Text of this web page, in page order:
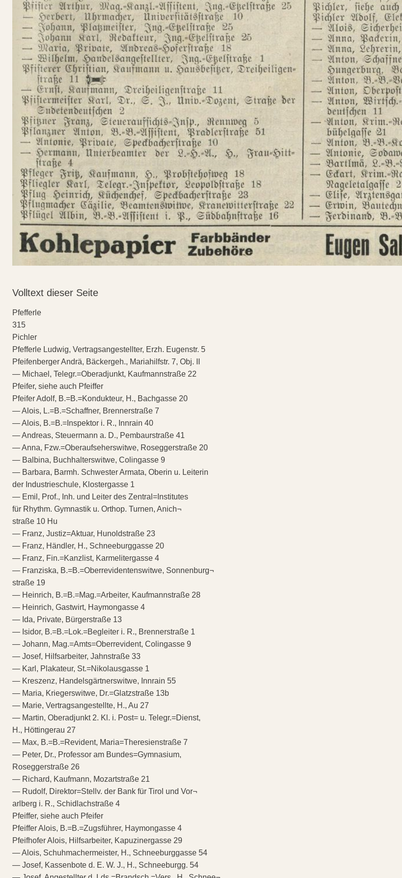
Volltext dieser Seite
Pfefferle
315
Pichler
Pfefferle Ludwig, Vertragsangestellter, Erzh. Eugenstr. 5
Pfeifenberger Andrä, Bäckergeh., Mariahilfstr. 7, Obj. II
— Michael, Telegr.=Oberadjunkt, Kaufmannstraße 22
Pfeifer, siehe auch Pfeiffer
Pfeifer Adolf, B.=B.=Kondukteur, H., Bachgasse 20
— Alois, L.=B.=Schaffner, Brennerstraße 7
— Alois, B.=B.=Inspektor i. R., Innrain 40
— Andreas, Steuermann a. D., Pembaurstraße 41
— Anna, Fzw.=Oberaufseherswitwe, Roseggerstraße 20
— Balbina, Buchhalterswitwe, Colingasse 9
— Barbara, Barmh. Schwester Armata, Oberin u. Leiterin
der Industrieschule, Klostergasse 1
— Emil, Prof., Inh. und Leiter des Zentral=Institutes
für Rhythm. Gymnastik u. Orthop. Turnen, Anich¬
straße 10 Hu
— Franz, Justiz=Aktuar, Hunoldstraße 23
— Franz, Händler, H., Schneeburggasse 20
— Franz, Fin.=Kanzlist, Karmelitergasse 4
— Franziska, B.=B.=Oberrevidentenswitwe, Sonnenburg¬
straße 19
— Heinrich, B.=B.=Mag.=Arbeiter, Kaufmannstraße 28
— Heinrich, Gastwirt, Haymongasse 4
— Ida, Private, Bürgerstraße 13
— Isidor, B.=B.=Lok.=Begleiter i. R., Brennerstraße 1
— Johann, Mag.=Amts=Oberrevident, Colingasse 9
— Josef, Hilfsarbeiter, Jahnstraße 33
— Karl, Plakateur, St.=Nikolausgasse 1
— Kreszenz, Handelsgärtnerswitwe, Innrain 55
— Maria, Kriegerswitwe, Dr.=Glatzstraße 13b
— Marie, Vertragsangestellte, H., Au 27
— Martin, Oberadjunkt 2. Kl. i. Post= u. Telegr.=Dienst,
H., Höttingerau 27
— Max, B.=B.=Revident, Maria=Theresienstraße 7
— Peter, Dr., Professor am Bundes=Gymnasium,
Roseggerstraße 26
— Richard, Kaufmann, Mozartstraße 21
— Rudolf, Direktor=Stellv. der Bank für Tirol und Vor¬
arlberg i. R., Schidlachstraße 4
Pfeiffer, siehe auch Pfeifer
Pfeiffer Alois, B.=B.=Zugsführer, Haymongasse 4
Pfeifhofer Alois, Hilfsarbeiter, Kapuzinergasse 29
— Alois, Schuhmachermeister, H., Schneeburggasse 54
— Josef, Kassenbote d. E. W. J., H., Schneeburgg. 54